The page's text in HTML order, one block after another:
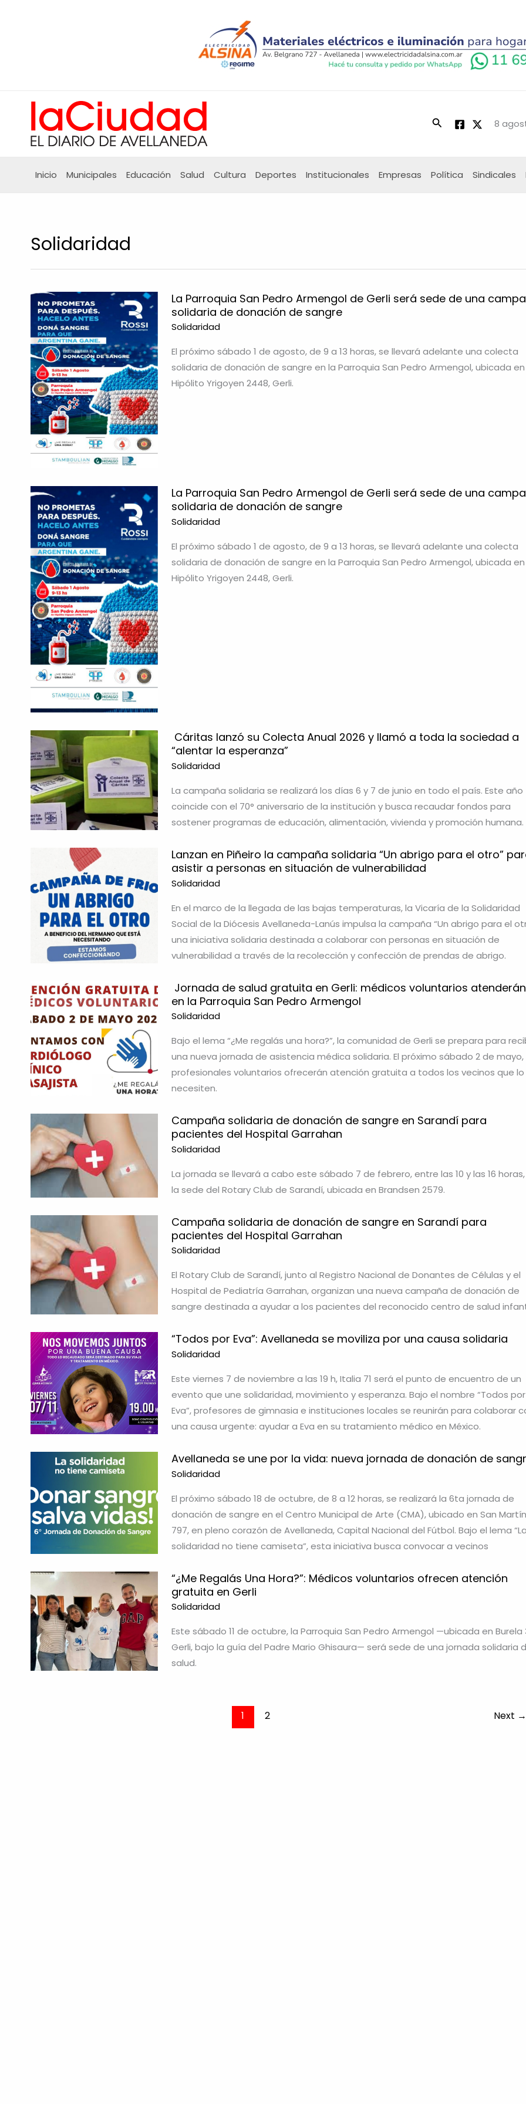
Buscar 8
Inicio Municipales Educación Salud Cultura Deportes Institucionales Empresas Política Sindicales
Solidaridad
La Parroquia San Pedro Armengol de Gerli será sede de una
solidaria de donación de sangre
Solidaridad
El próximo sábado 1 de agosto, de 9 a 13 horas, se llevará adelante una colecta
solidaria de donación de sangre en la Parroquia San Pedro Armengol, ubicada en
Hipólito Yrigoyen 2448, Gerli.
La Parroquia San Pedro Armengol de Gerli será sede de una
solidaria de donación de sangre
Solidaridad
El próximo sábado 1 de agosto, de 9 a 13 horas, se llevará adelante una colecta
solidaria de donación de sangre en la Parroquia San Pedro Armengol, ubicada en
Hipólito Yrigoyen 2448, Gerli.
Cáritas lanzó su Colecta Anual 2026 y llamó a toda la sociedad a
“alentar la esperanza”
Solidaridad
La campaña solidaria se realizará los días 6 y 7 de junio en todo el país. Este año
coincide con el 70° aniversario de la institución y busca recaudar fondos para
sostener programas de educación, alimentación, vivienda y promoción humana.
Lanzan en Piñeiro la campaña solidaria “Un abrigo para el otro”
asistir a personas en situación de vulnerabilidad
Solidaridad
En el marco de la llegada de las bajas temperaturas, la Vicaría de la Solidaridad
Social de la Diócesis Avellaneda-Lanús impulsa la campaña “Un abrigo para el
una iniciativa solidaria destinada a colaborar con personas en situación de
vulnerabilidad a través de la recolección y confección de prendas de abrigo.
Jornada de salud gratuita en Gerli: médicos voluntarios atenderán
en la Parroquia San Pedro Armengol
Solidaridad
Bajo el lema “¿Me regalás una hora?”, la comunidad de Gerli se prepara para
una nueva jornada de asistencia médica solidaria. El próximo sábado 2 de mayo,
profesionales voluntarios ofrecerán atención gratuita a todos los vecinos que lo
necesiten.
Campaña solidaria de donación de sangre en Sarandí para
pacientes del Hospital Garrahan
Solidaridad
La jornada se llevará a cabo este sábado 7 de febrero, entre las 10 y las 16
la sede del Rotary Club de Sarandí, ubicada en Brandsen 2579.
Campaña solidaria de donación de sangre en Sarandí para
pacientes del Hospital Garrahan
Solidaridad
El Rotary Club de Sarandí, junto al Registro Nacional de Donantes de Células y el
Hospital de Pediatría Garrahan, organizan una nueva campaña de donación de
sangre destinada a ayudar a los pacientes del reconocido centro de salud
“Todos por Eva”: Avellaneda se moviliza por una causa solidaria
Solidaridad
Este viernes 7 de noviembre a las 19 h, Italia 71 será el punto de encuentro de un
evento que une solidaridad, movimiento y esperanza. Bajo el nombre “Todos por
Eva”, profesores de gimnasia e instituciones locales se reunirán para colaborar
una causa urgente: ayudar a Eva en su tratamiento médico en México.
Avellaneda se une por la vida: nueva jornada de donación de
Solidaridad
El próximo sábado 18 de octubre, de 8 a 12 horas, se realizará la 6ta jornada de
donación de sangre en el Centro Municipal de Arte (CMA), ubicado en San Martín
797, en pleno corazón de Avellaneda, Capital Nacional del Fútbol. Bajo el lema
solidaridad no tiene camiseta”, esta iniciativa busca convocar a vecinos
“¿Me Regalás Una Hora?”: Médicos voluntarios ofrecen atención
gratuita en Gerli
Solidaridad
Este sábado 11 de octubre, la Parroquia San Pedro Armengol —ubicada en Burela
Gerli, bajo la guía del Padre Mario Ghisaura— será sede de una jornada solidaria
salud.
1 2 Next